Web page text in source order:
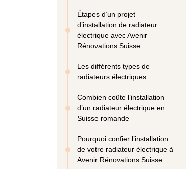
Étapes d’un projet
d’installation de radiateur
électrique avec Avenir
Rénovations Suisse
Les différents types de
radiateurs électriques
Combien coûte l’installation
d’un radiateur électrique en
Suisse romande
Pourquoi confier l’installation
de votre radiateur électrique à
Avenir Rénovations Suisse